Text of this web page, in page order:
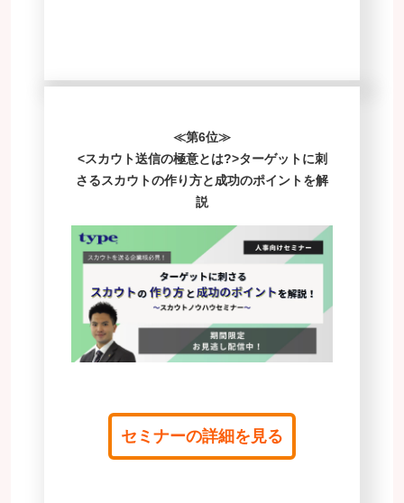
≪第6位≫
<スカウト送信の極意とは?>ターゲットに刺
さるスカウトの作り方と成功のポイントを解
説
セミナーの詳細を見る